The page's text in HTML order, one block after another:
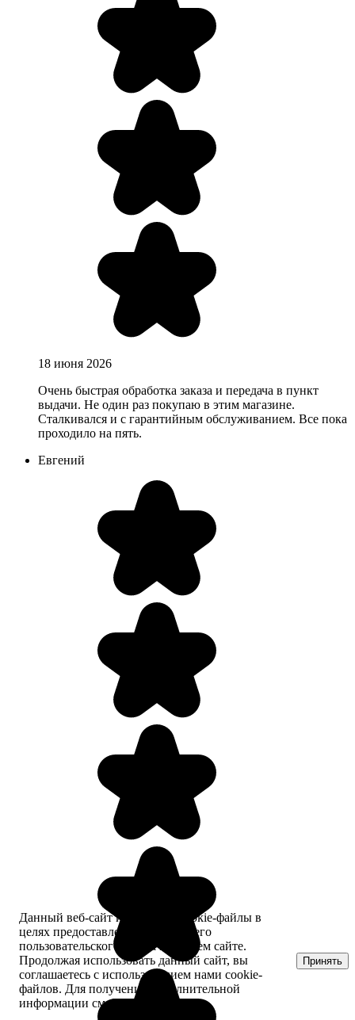
18 июня 2026
Очень быстрая обработка заказа и передача в пункт
выдачи. Не один раз покупаю в этим магазине.
Сталкивался и с гарантийным обслуживанием. Все пока
проходило на пять.
Евгений
Данный веб-сайт использует cookie-файлы в
целях предоставления вам лучшего
пользовательского опыта на нашем сайте.
Продолжая использовать данный сайт, вы
соглашаетесь с использованием нами cookie-
файлов. Для получения дополнительной
информации см.Политика Cookie.
Принять